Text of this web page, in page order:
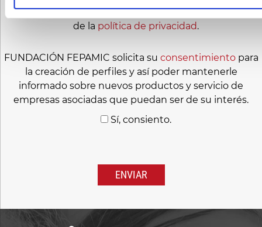
He leído y acepto elaviso legaly las condiciones
de la política de privacidad.
FUNDACIÓN FEPAMIC solicita su consentimientopara
la creación de perfiles y así poder mantenerle
informado sobre nuevos productos y servicio de
empresas asociadas que puedan ser de su interés.
Sí, consiento.
favor,
deja
campo
vacío.